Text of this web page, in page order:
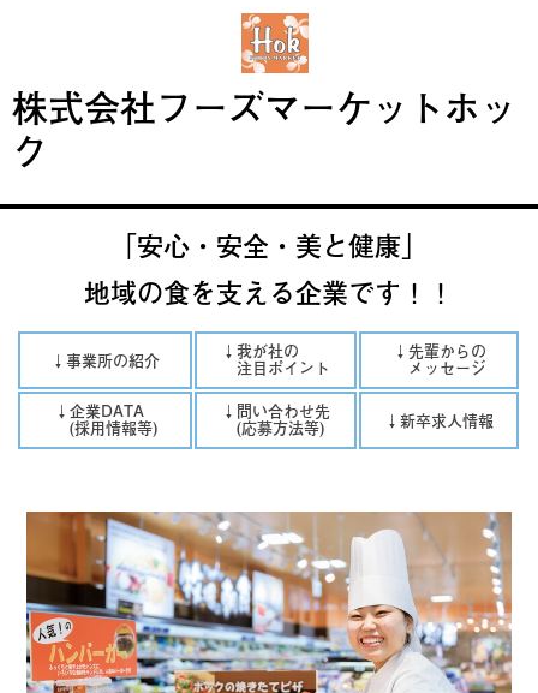
株式会社フーズマーケットホッ
ク
「安心・安全・美と健康」
地域の食を支える企業です！！
↓事業所の紹介 ↓我が社の
注目ポイント
↓先輩からの
メッセージ
↓企業DATA
(採用情報等)
↓問い合わせ先
(応募方法等) ↓新卒求人情報